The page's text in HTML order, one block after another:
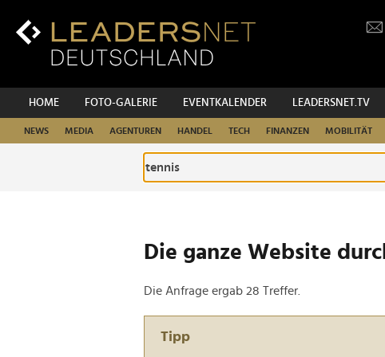
Inhalt
HOME FOTO-GALERIE EVENTKALENDER LEADERSNET.TV
NEWS MEDIA AGENTUREN HANDEL TECH FINANZEN MOBILITÄT
Die ganze Website
Die Anfrage ergab 28 Treffer.
Tipp